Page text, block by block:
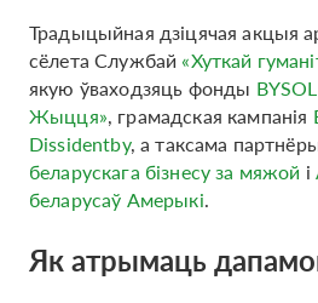
Традыцыйная дзіцячая акцыя
сёлета Службай «Хуткай
якую ўваходзяць фонды BYSOL
Жыцця», грамадская кампанія
Dissidentby, а таксама
беларускага бізнесу за мяжой і
беларусаў Амерыкі.
Як атрымаць